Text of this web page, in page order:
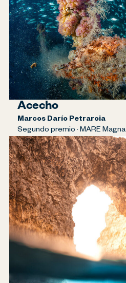
Acecho
Marcos Darío Petraroia
Segundo premio · MARE Magna